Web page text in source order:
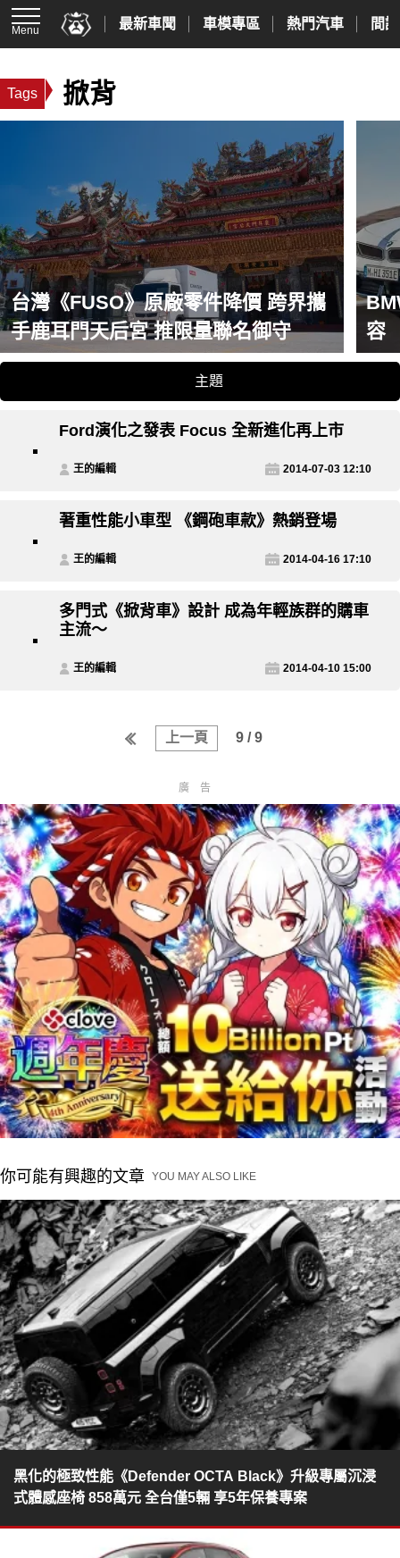
Menu 最新車聞 車模專區 熱門汽車 間
Tags 掀背
台灣《FUSO》原廠零件降價 跨界攜
手鹿耳門天后宮 推限量聯名御守
容
新
主題
Ford演化之發表 Focus 全新進化再上市
王的編輯 2014-07-03 12:10
著重性能小車型 《鋼砲車款》熱銷登場
王的編輯 2014-04-16 17:10
多門式《掀背車》設計 成為年輕族群的購車
主流～
王的編輯 2014-04-10 15:00
上一頁 9 / 9
廣告
你可能有興趣的文章 YOU MAY ALSO LIKE
黑化的極致性能《Defender OCTA Black》升級專屬沉浸
式體感座椅 858萬元 全台僅5輛 享5年保養專案